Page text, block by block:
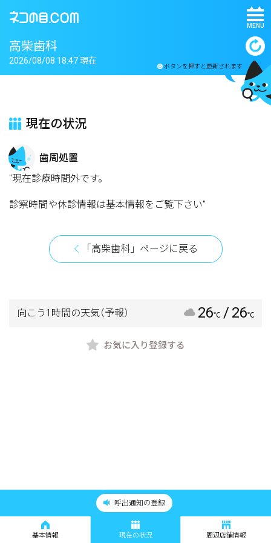
MENU
高柴歯科
ボタンを押すと更新されます
2026/08/08 18:47 現在
現在の状況
歯周処置
"現在診療時間外です。
診察時間や休診情報は基本情報をご覧下さい"
「高柴歯科」ページに戻る
向こう1時間の天気（予報） 26℃ / 26℃
お気に入り登録する
呼出通知の登録
基本情報 現在の状況 周辺店舗情報